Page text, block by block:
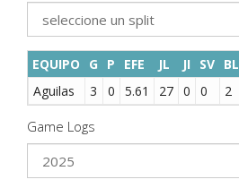
EQUIPO G P EFE JL JI SV
Aguilas
3 0 5.61 27 0 0 2
Game Logs